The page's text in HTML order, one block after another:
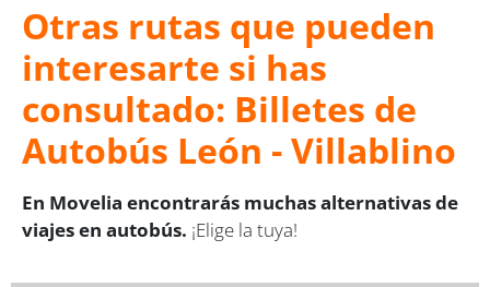
Otras rutas que pueden
interesarte si has
consultado: Billetes de
Autobús León - Villablino
En Movelia encontrarás muchas alternativas de
viajes en autobús. ¡Elige la tuya!